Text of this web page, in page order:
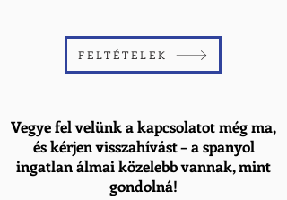
FELTÉTELEK
Vegye fel velünk a kapcsolatot még ma,
és kérjen visszahívást – a spanyol
ingatlan álmai közelebb vannak, mint
gondolná!